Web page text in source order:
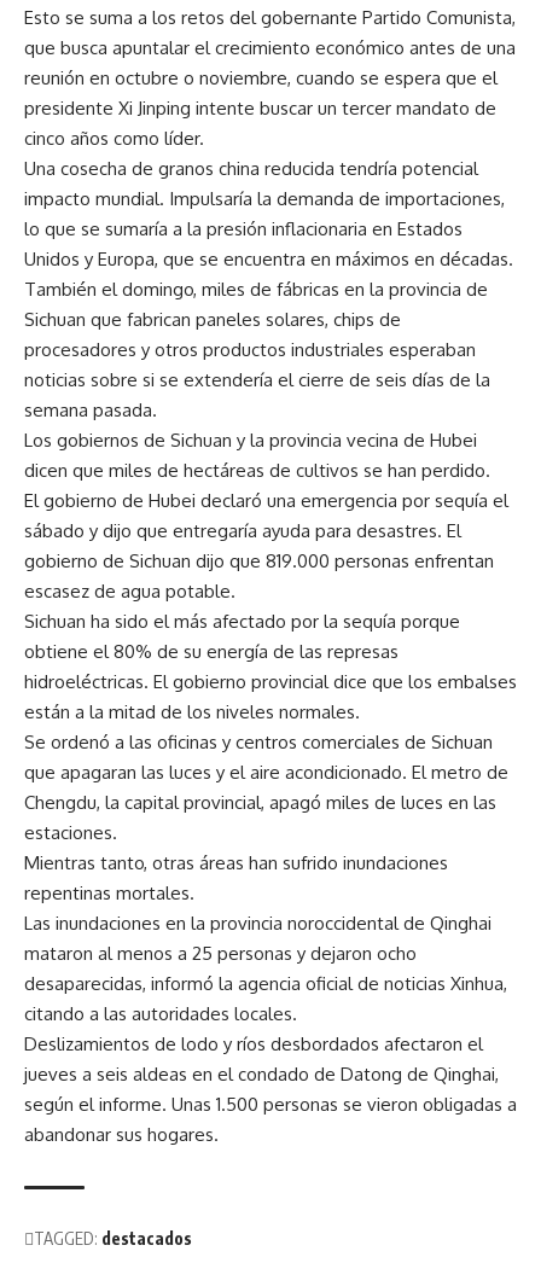
Esto se suma a los retos del gobernante Partido Comunista,
que busca apuntalar el crecimiento económico antes de una
reunión en octubre o noviembre, cuando se espera que el
presidente Xi Jinping intente buscar un tercer mandato de
cinco años como líder.
Una cosecha de granos china reducida tendría potencial
impacto mundial. Impulsaría la demanda de importaciones,
lo que se sumaría a la presión inflacionaria en Estados
Unidos y Europa, que se encuentra en máximos en décadas.
También el domingo, miles de fábricas en la provincia de
Sichuan que fabrican paneles solares, chips de
procesadores y otros productos industriales esperaban
noticias sobre si se extendería el cierre de seis días de la
semana pasada.
Los gobiernos de Sichuan y la provincia vecina de Hubei
dicen que miles de hectáreas de cultivos se han perdido.
El gobierno de Hubei declaró una emergencia por sequía el
sábado y dijo que entregaría ayuda para desastres. El
gobierno de Sichuan dijo que 819.000 personas enfrentan
escasez de agua potable.
Sichuan ha sido el más afectado por la sequía porque
obtiene el 80% de su energía de las represas
hidroeléctricas. El gobierno provincial dice que los embalses
están a la mitad de los niveles normales.
Se ordenó a las oficinas y centros comerciales de Sichuan
que apagaran las luces y el aire acondicionado. El metro de
Chengdu, la capital provincial, apagó miles de luces en las
estaciones.
Mientras tanto, otras áreas han sufrido inundaciones
repentinas mortales.
Las inundaciones en la provincia noroccidental de Qinghai
mataron al menos a 25 personas y dejaron ocho
desaparecidas, informó la agencia oficial de noticias Xinhua,
citando a las autoridades locales.
Deslizamientos de lodo y ríos desbordados afectaron el
jueves a seis aldeas en el condado de Datong de Qinghai,
según el informe. Unas 1.500 personas se vieron obligadas a
abandonar sus hogares.
TAGGED: destacados